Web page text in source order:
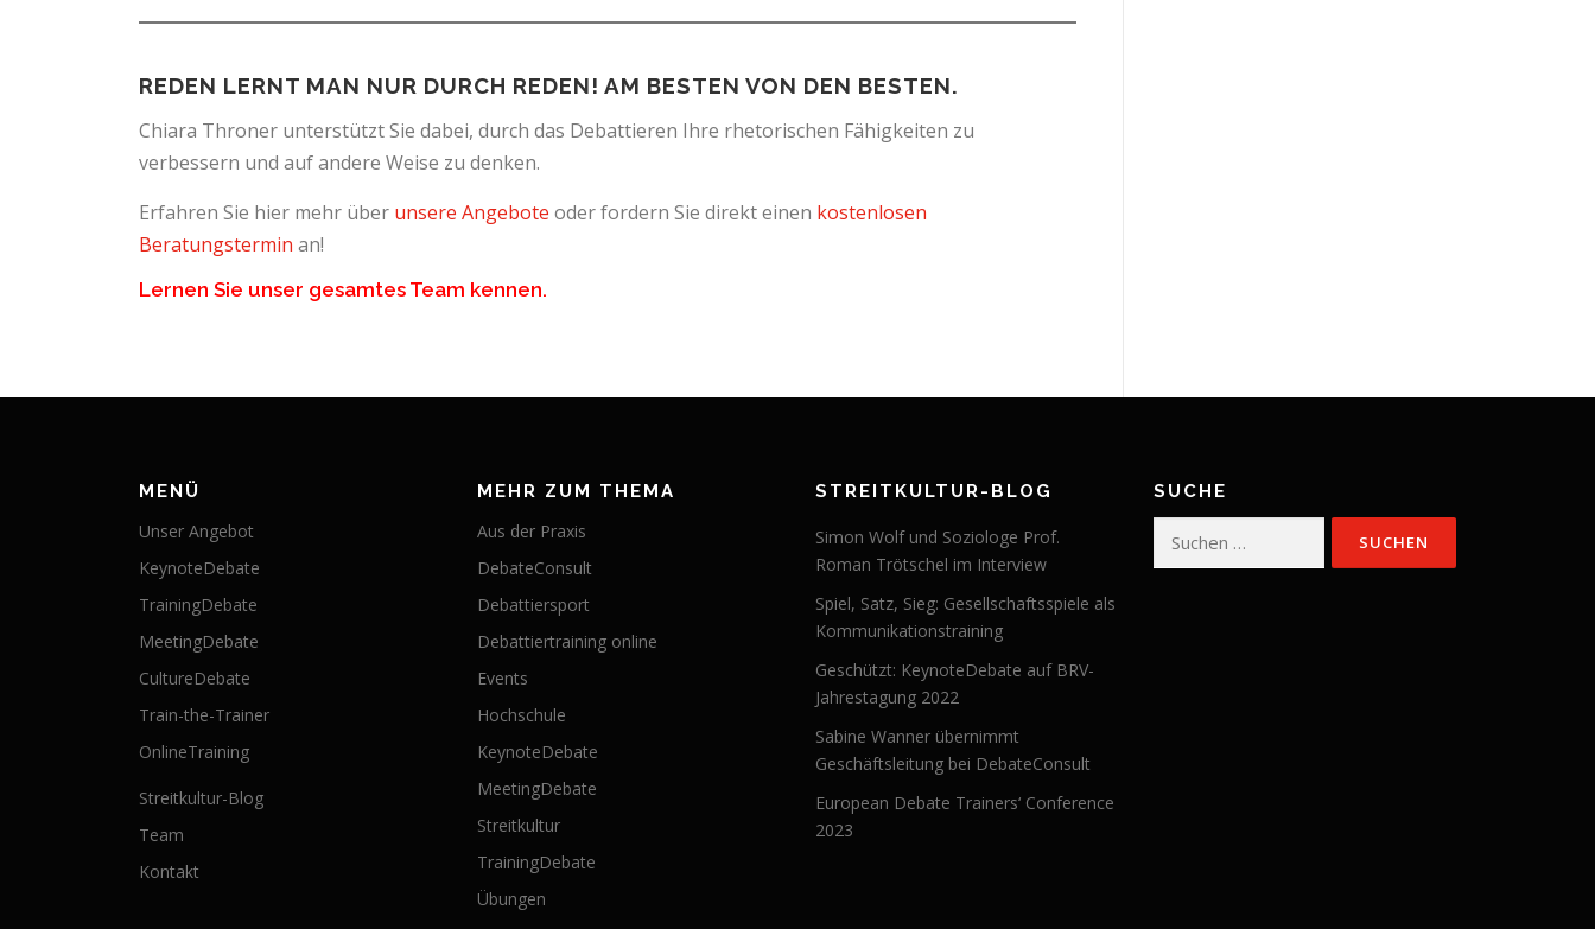
REDEN LERNT MAN NUR DURCH REDEN! AM BESTEN VON DEN BESTEN.
Chiara Throner unterstützt Sie dabei, durch das Debattieren Ihre rhetorischen Fähigkeiten zu
verbessern und auf andere Weise zu denken.
Erfahren Sie hier mehr über unsere Angebote oder fordern Sie direkt einen kostenlosen
Beratungstermin an!
Lernen Sie unser gesamtes Team kennen.
MENÜ
Unser Angebot
KeynoteDebate
TrainingDebate
MeetingDebate
CultureDebate
Train-the-Trainer
OnlineTraining
Streitkultur-Blog
Team
Kontakt
MEHR ZUM THEMA
Aus der Praxis
DebateConsult
Debattiersport
Debattiertraining online
Events
Hochschule
KeynoteDebate
MeetingDebate
Streitkultur
TrainingDebate
Übungen
STREITKULTUR-BLOG
Simon Wolf und Soziologe Prof.
Roman Trötschel im Interview
Spiel, Satz, Sieg: Gesellschaftsspiele als
Kommunikationstraining
Geschützt: KeynoteDebate auf BRV-
Jahrestagung 2022
Sabine Wanner übernimmt
Geschäftsleitung bei DebateConsult
European Debate Trainers‘ Conference
2023
SUCHE
nach: